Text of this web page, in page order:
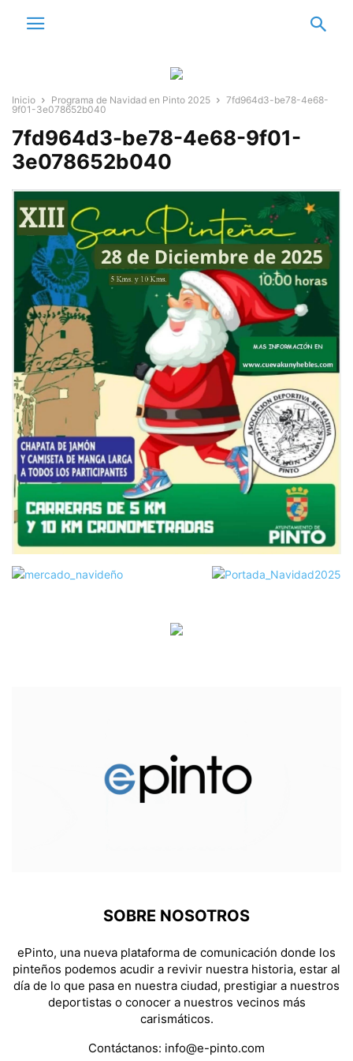
Inicio Programa de Navidad en Pinto 2025
7fd964d3-be78-4e68-
9f01-3e078652b040
7fd964d3-be78-4e68-9f01-
3e078652b040
SOBRE NOSOTROS
ePinto, una nueva plataforma de comunicación donde los
pinteños podemos acudir a revivir nuestra historia, estar al
día de lo que pasa en nuestra ciudad, prestigiar a nuestros
deportistas o conocer a nuestros vecinos más
carismáticos.
Contáctanos: info@e-pinto.com